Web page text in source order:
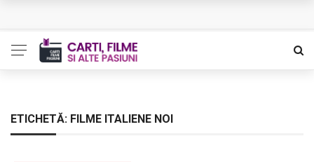
The Man Who Sold Air in the Holy Land – Generatia care
Queer – Un Burroughs sentimental
ETICHETĂ: FILME ITALIENE NOI